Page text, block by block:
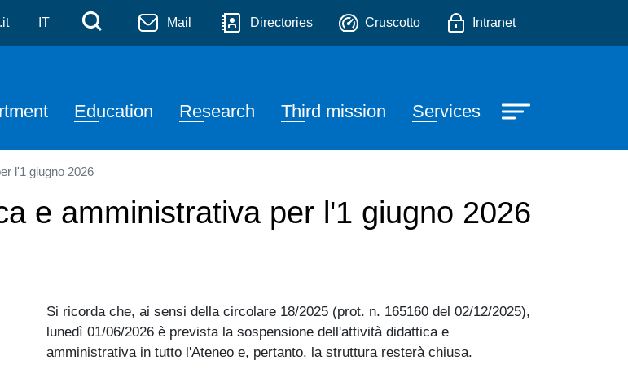
Skip to main content
IT Menù di servizio
Cerca Mail Directories Cruscotto Intranet
principale
Education Research Third mission Services
l'1 giugno 2026
e amministrativa per l'1 giugno 2026
Si ricorda che, ai sensi della circolare 18/2025 (prot. n. 165160 del 02/12/2025),
lunedì 01/06/2026 è prevista la sospensione dell'attività didattica e
amministrativa in tutto l'Ateneo e, pertanto, la struttura resterà chiusa.